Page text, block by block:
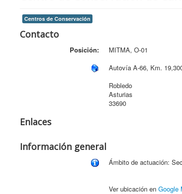
Centros de Conservación
Contacto
Posición:
MITMA, O-01
Autovía A-66, Km.
Robledo
Asturias
33690
Enlaces
Información general
Ámbito de actuación:
Ver ubicación en Google